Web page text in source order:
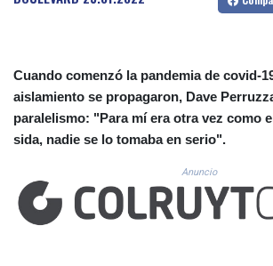
CUC 1.154295
DJF
DKK 7.475304
DOP
DZD
ERN 17.314419
ETB
FJD 2.553819
Cuando comenzó la pandemia de covid-
aislamiento se propagaron, Dave
paralelismo: "Para mí era otra vez como
sida, nadie se lo tomaba en serio".
Anuncio